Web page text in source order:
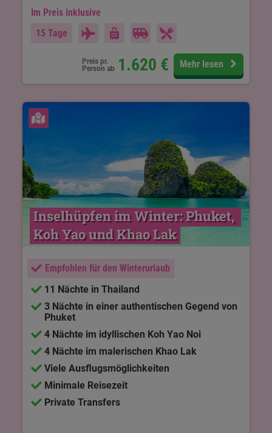
Im Preis inklusive
15 Tage
Preis pr.
Person ab 1.620 € Mehr lesen
Inselhüpfen im Winter: Phuket,
Koh Yao und Khao Lak
Empfohlen für den Winterurlaub
11 Nächte in Thailand
3 Nächte in einer authentischen Gegend von
Phuket
4 Nächte im idyllischen Koh Yao Noi
4 Nächte im malerischen Khao Lak
Viele Ausflugsmöglichkeiten
Minimale Reisezeit
Private Transfers